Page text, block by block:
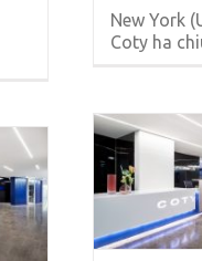
New York
Coty ha
Coty: Beatrice
Ballini è nominata
Lead Independent
Director